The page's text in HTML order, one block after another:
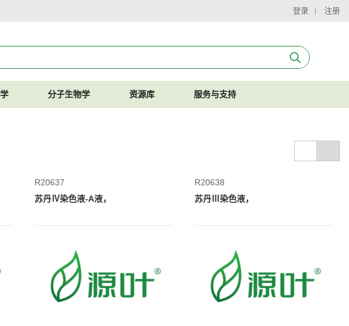
登录 注册
分子生物学 资源库 服务与支持
R20637
苏丹Ⅳ染色液-A液，
R20638
苏丹Ⅲ染色液，